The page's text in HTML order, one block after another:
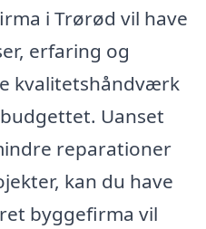
i Trørød vil have
erfaring og
kvalitetshåndværk
Uanset
reparationer
kan du have
byggefirma vil